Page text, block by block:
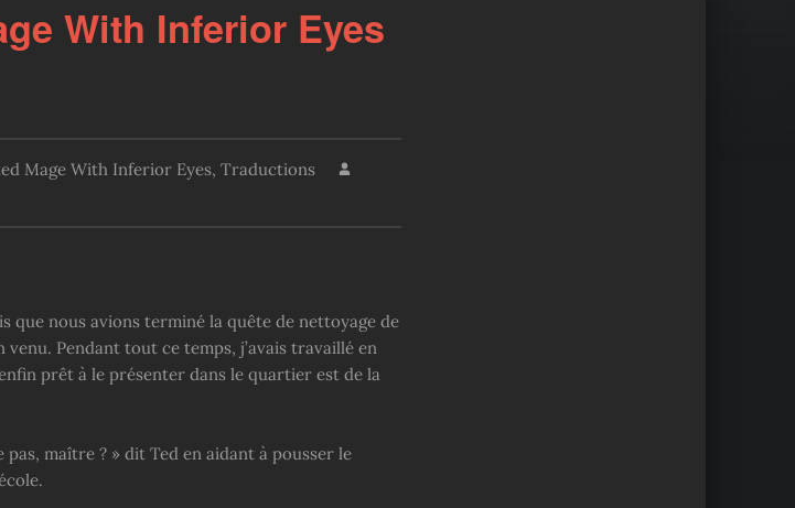
With Inferior Eyes
Mage With Inferior Eyes, Traductions
que nous avions terminé la quête de nettoyage de
Pendant tout ce temps, j’avais travaillé en
prêt à le présenter dans le quartier est de la
pas, maître ? » dit Ted en aidant à pousser le